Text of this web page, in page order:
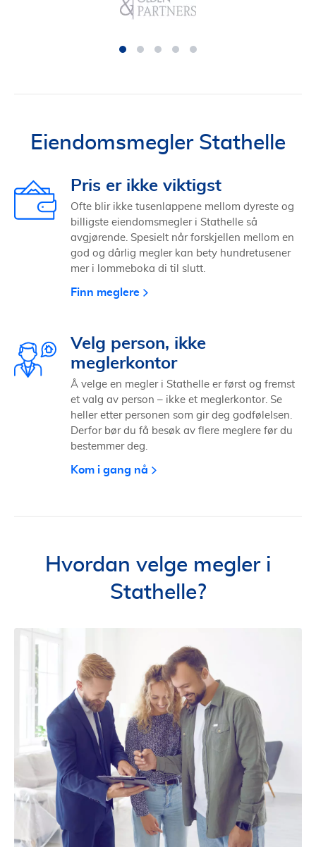
Eiendomsmegler Stathelle
Pris er ikke viktigst
Ofte blir ikke tusenlappene mellom dyreste og
billigste eiendomsmegler i Stathelle så
avgjørende. Spesielt når forskjellen mellom en
god og dårlig megler kan bety hundretusener
mer i lommeboka di til slutt.
Finn meglere
Velg person, ikke
meglerkontor
Å velge en megler i Stathelle er først og fremst
et valg av person – ikke et meglerkontor. Se
heller etter personen som gir deg godfølelsen.
Derfor bør du få besøk av flere meglere før du
bestemmer deg.
Kom i gang nå
Hvordan velge megler i
Stathelle?